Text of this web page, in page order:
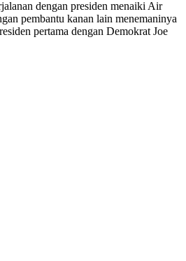
dengan presiden menaiki Air
pembantu kanan lain menemaninya
pertama dengan Demokrat Joe